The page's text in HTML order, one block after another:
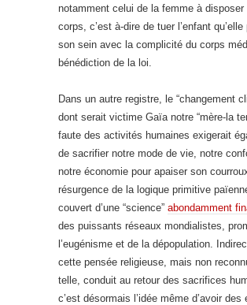
notamment celui de la femme à disposer
corps, c’est à-dire de tuer l’enfant qu’elle
son sein avec la complicité du corps
bénédiction de la loi.
Dans un autre registre, le “changement
dont serait victime Gaïa notre “mère-la
faute des activités humaines exigerait
de sacrifier notre mode de vie, notre
notre économie pour apaiser son
résurgence de la logique primitive
couvert d’une “science” abondamment
des puissants réseaux mondialistes,
l’eugénisme et de la dépopulation.
cette pensée religieuse, mais non
telle, conduit au retour des sacrifices
c’est désormais l’idée même d’avoir des